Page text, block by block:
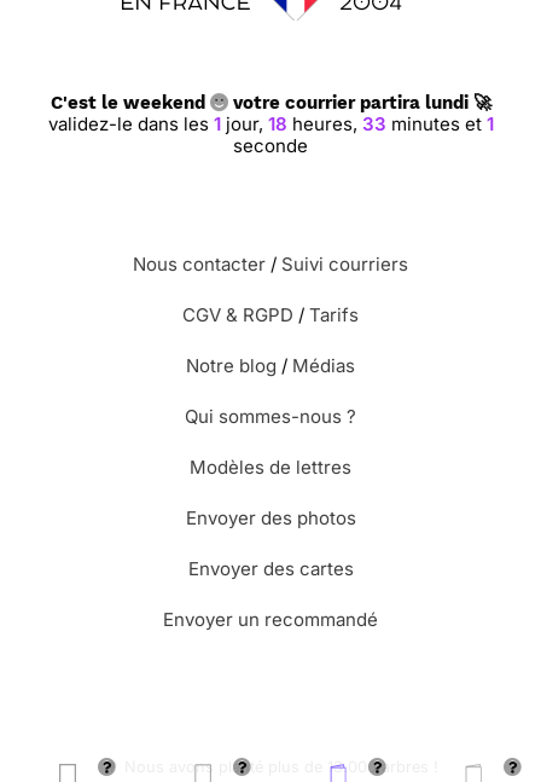
C'est le weekend votre courrier partira lundi 🚀
validez-le dans les 1jour, 18heures, 33minutes et 0
secondes
Nous contacter / Suivi courriers
CGV & RGPD / Tarifs
Notre blog / Médias
Qui sommes-nous ?
Modèles de lettres
Envoyer des photos
Envoyer des cartes
Envoyer un recommandé
🌳 Nous avons planté plus de 13.000 arbres !